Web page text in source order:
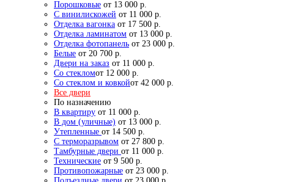
Порошковые от 13 000 р.
С винилискожей от 11 000 р.
Отделка вагонка от 17 500 р.
Отделка ламинатом от 13 000 р.
Отделка фотопанель от 23 000 р.
Белые от 20 700 р.
Двери на заказ от 11 000 р.
Со стекломот 12 000 р.
Со стеклом и ковкойот 42 000 р.
Все двери
По назначению
В квартиру от 11 000 р.
В дом (уличные) от 13 000 р.
Утепленные от 14 500 р.
С терморазрывом от 27 800 р.
Тамбурные двери от 11 000 р.
Технические от 9 500 р.
Противопожарные от 23 000 р.